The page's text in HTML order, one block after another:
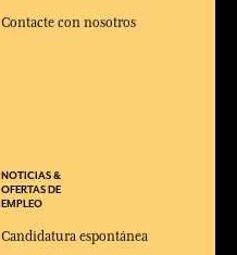
Contacte con nosotros
NOTICIAS &
OFERTAS DE
EMPLEO
Candidatura espontánea